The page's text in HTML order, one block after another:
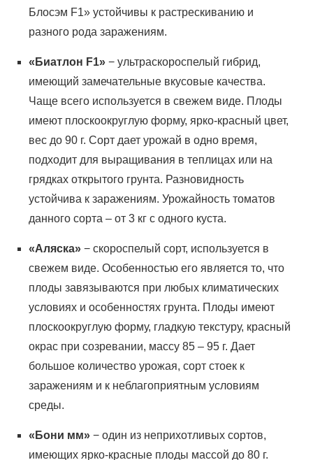
Блосэм F1» устойчивы к растрескиванию и
разного рода заражениям.
«Биатлон F1» − ультраскороспелый гибрид,
имеющий замечательные вкусовые качества.
Чаще всего используется в свежем виде. Плоды
имеют плоскоокруглую форму, ярко-красный цвет,
вес до 90 г. Сорт дает урожай в одно время,
подходит для выращивания в теплицах или на
грядках открытого грунта. Разновидность
устойчива к заражениям. Урожайность томатов
данного сорта – от 3 кг с одного куста.
«Аляска» − скороспелый сорт, используется в
свежем виде. Особенностью его является то, что
плоды завязываются при любых климатических
условиях и особенностях грунта. Плоды имеют
плоскоокруглую форму, гладкую текстуру, красный
окрас при созревании, массу 85 – 95 г. Дает
большое количество урожая, сорт стоек к
заражениям и к неблагоприятным условиям
среды.
«Бони мм» − один из неприхотливых сортов,
имеющих ярко-красные плоды массой до 80 г.